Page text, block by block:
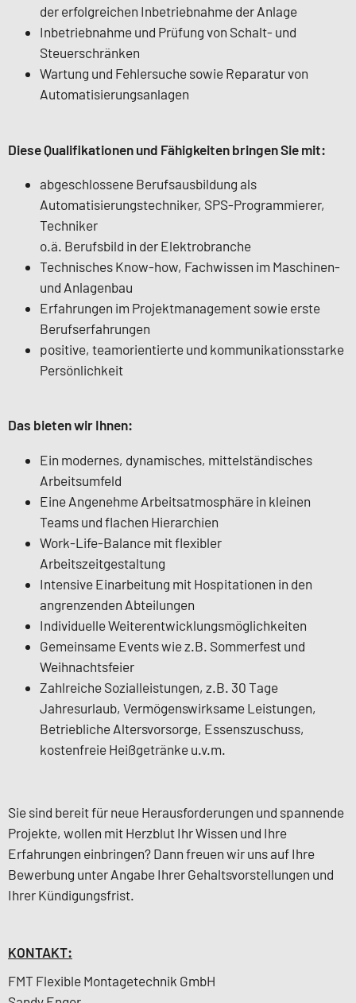
der erfolgreichen Inbetriebnahme der Anlage
Inbetriebnahme und Prüfung von Schalt- und
Steuerschränken
Wartung und Fehlersuche sowie Reparatur von
Automatisierungsanlagen
Diese Qualifikationen und Fähigkeiten bringen Sie mit:
abgeschlossene Berufsausbildung als
Automatisierungstechniker, SPS-Programmierer,
Techniker
o.ä. Berufsbild in der Elektrobranche
Technisches Know-how, Fachwissen im Maschinen-
und Anlagenbau
Erfahrungen im Projektmanagement sowie erste
Berufserfahrungen
positive, teamorientierte und kommunikationsstarke
Persönlichkeit
Das bieten wir Ihnen:
Ein modernes, dynamisches, mittelständisches
Arbeitsumfeld
Eine Angenehme Arbeitsatmosphäre in kleinen
Teams und flachen Hierarchien
Work-Life-Balance mit flexibler
Arbeitszeitgestaltung
Intensive Einarbeitung mit Hospitationen in den
angrenzenden Abteilungen
Individuelle Weiterentwicklungsmöglichkeiten
Gemeinsame Events wie z.B. Sommerfest und
Weihnachtsfeier
Zahlreiche Sozialleistungen, z.B. 30 Tage
Jahresurlaub, Vermögenswirksame Leistungen,
Betriebliche Altersvorsorge, Essenszuschuss,
kostenfreie Heißgetränke u.v.m.
Sie sind bereit für neue Herausforderungen und spannende
Projekte, wollen mit Herzblut Ihr Wissen und Ihre
Erfahrungen einbringen? Dann freuen wir uns auf Ihre
Bewerbung unter Angabe Ihrer Gehaltsvorstellungen und
Ihrer Kündigungsfrist.
KONTAKT:
FMT Flexible Montagetechnik GmbH